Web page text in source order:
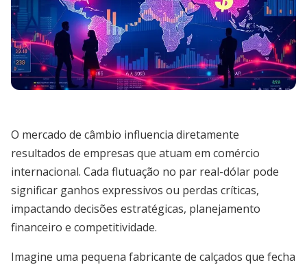
O mercado de câmbio influencia diretamente
resultados de empresas que atuam em comércio
internacional. Cada flutuação no par real-dólar pode
significar ganhos expressivos ou perdas críticas,
impactando decisões estratégicas, planejamento
financeiro e competitividade.
Imagine uma pequena fabricante de calçados que fecha